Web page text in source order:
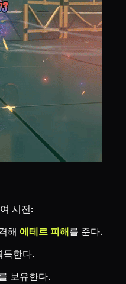
시전:
해 에테르 피해를 준다.
득한다.
보유한다.